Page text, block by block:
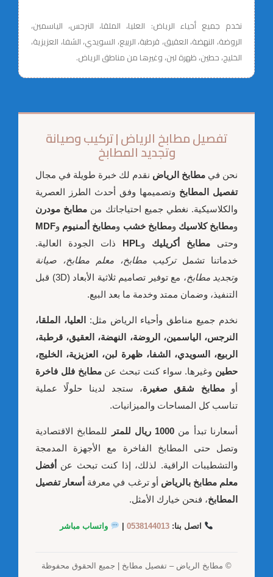
نخدم جميع أحياء الرياض: العليا، الملقا، النرجس، الياسمين،
الروضة، النهضة، العقيق، قرطبة، الربيع، السويدي، الشفا، العزيزية،
الخليج، حطين، ظهرة لبن، وغيرها من مناطق الرياض.
تفصيل مطابخ الرياض | تركيب وصيانة
وتجديد المطابخ
نحن في مطابخ الرياض نقدم لك خبرة طويلة في مجال
تفصيل المطابخ وتصميمها وفق أحدث الطرز العصرية
والكلاسيكية. نغطي جميع احتياجاتك من مطابخ مودرن
ومطابخ كلاسيك ومطابخ خشب ومطابخ ألمنيوم وMDF
وحتى مطابخ أكريليك وHPL ذات الجودة العالية.
خدماتنا تشملتركيب مطابخ، معلم مطابخ، صيانة
وتجديد مطابخ
، مع توفير تصاميم ثلاثية الأبعاد (3D) قبل
التنفيذ، وضمان ممتد وخدمة ما بعد البيع.
نخدم جميع مناطق وأحياء الرياض مثل:
العليا، الملقا،
النرجس، الياسمين، الروضة، النهضة، العقيق، قرطبة،
الربيع، السويدي، الشفا، ظهرة لبن، العزيزية، الخليج،
حطين وغيرها. سواء كنت تبحث عنمطابخ فلل فاخرة
أومطابخ شقق صغيرة، ستجد لدينا حلولًا عملية
تناسب كل المساحات والميزانيات.
أسعارنا تبدأ من 1000 ريال للمتر
للمطابخ الاقتصادية
وتصل حتى المطابخ الفاخرة مع الأجهزة المدمجة
والتشطيبات الراقية. لذلك، إذا كنت تبحث عن أفضل
معلم مطابخ بالرياض أو ترغب في معرفة أسعار تفصيل
المطابخ، فنحن خيارك الأمثل.
اتصل بنا: 0538144013 واتساب مباشر
© مطابخ الرياض – تفصيل مطابخ | جميع الحقوق محفوظة